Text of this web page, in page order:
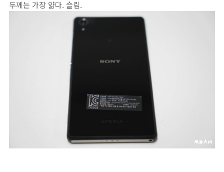
두께는 가장 얇다. 슬림.